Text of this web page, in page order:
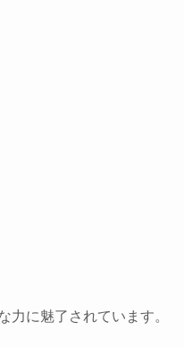
力に魅了されています。